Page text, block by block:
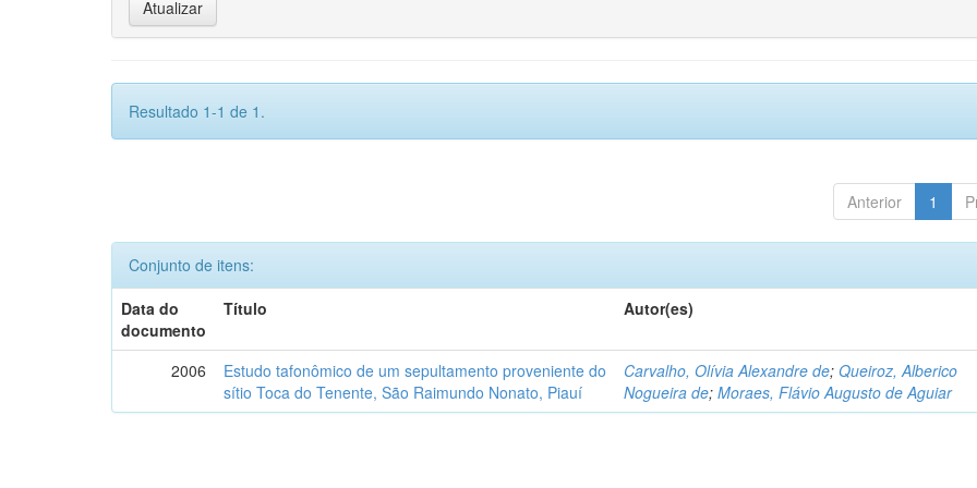
Resultado 1-1 de 1.
Anterior 1
Conjunto de itens:
Data do
documento
Título Autor(es)
2006
Estudo tafonômico de um sepultamento proveniente do
sítio Toca do Tenente, São Raimundo Nonato, Piauí
Carvalho, Olívia Alexandre de;Queiroz, Alberico
Nogueira de;Moraes, Flávio Augusto de Aguiar